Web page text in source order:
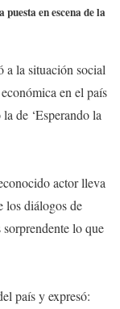
en escena de la
a la situación social
en el país
de ‘Esperando la
actor lleva
los diálogos de
lo que
país y expresó: